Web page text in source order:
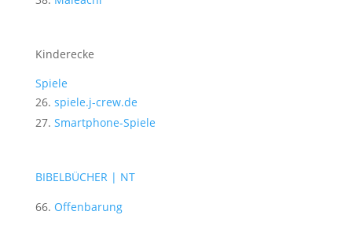
Kinderecke
Spiele
spiele.j-crew.de
Smartphone-Spiele
BIBELBÜCHER | NT
Offenbarung